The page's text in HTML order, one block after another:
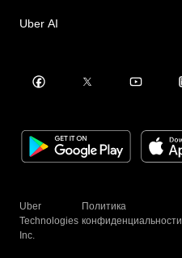
Uber AI
Uber
Technologies
Inc.
Политика
конфиденциальности